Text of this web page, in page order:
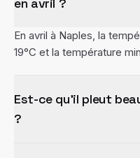
En avril à Naples, la
19°C et la température
Est-ce qu'il pleut
?